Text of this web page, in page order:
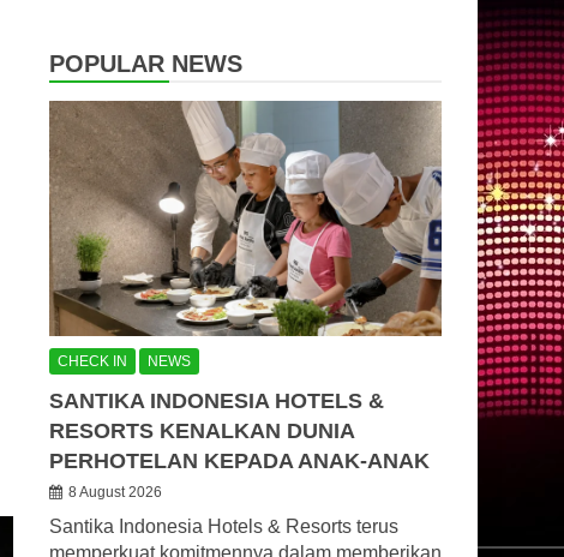
POPULAR NEWS
CHECK IN NEWS
SANTIKA INDONESIA HOTELS &
RESORTS KENALKAN DUNIA
PERHOTELAN KEPADA ANAK-ANAK
8 August 2026
Santika Indonesia Hotels & Resorts terus